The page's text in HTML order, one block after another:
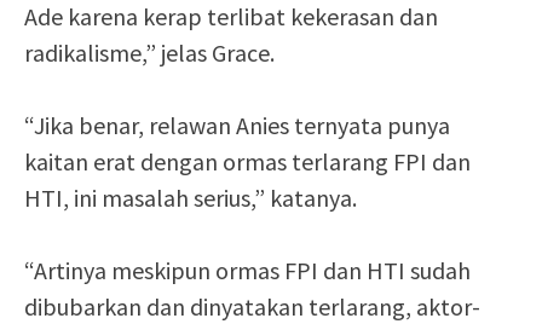
Ade karena kerap terlibat kekerasan dan
radikalisme,” jelas Grace.
“Jika benar, relawan Anies ternyata punya
kaitan erat dengan ormas terlarang FPI dan
HTI, ini masalah serius,” katanya.
“Artinya meskipun ormas FPI dan HTI sudah
dibubarkan dan dinyatakan terlarang, aktor-